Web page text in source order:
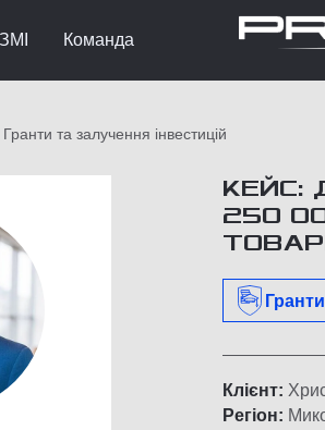
Команда
Гранти та залучення інвестицій
КЕЙС:
250
Клієнт:
Регіон: